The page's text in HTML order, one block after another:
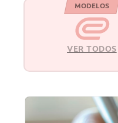
MODELOS
VER TODOS